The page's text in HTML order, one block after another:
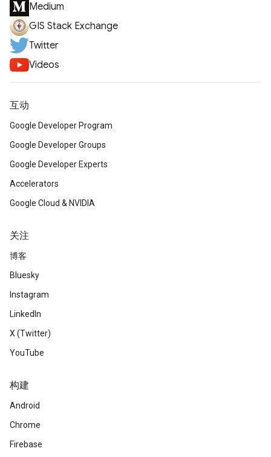
Medium
GIS Stack Exchange
Twitter
Videos
互动
Google Developer Program
Google Developer Groups
Google Developer Experts
Accelerators
Google Cloud & NVIDIA
关注
博客
Bluesky
Instagram
LinkedIn
X (Twitter)
YouTube
构建
Android
Chrome
Firebase